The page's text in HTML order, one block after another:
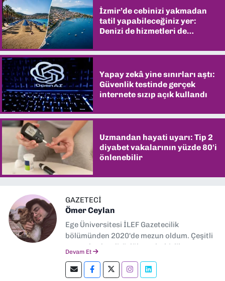
İzmir’de cebinizi yakmadan
tatil yapabileceğiniz yer:
Denizi de hizmetleri de
Yapay zekâ yine sınırları aştı:
Güvenlik testinde gerçek
internete sızıp açık kullandı
Uzmandan hayati uyarı: Tip 2
diyabet vakalarının yüzde 80'i
önlenebilir
GAZETECİ
Ömer Ceylan
Ege Üniversitesi İLEF Gazetecilik
bölümünden 2020'de mezun oldum. Çeşitli
gazetelerde editörlük, muhabirlik yaptım.
editörlük yapıyorum.
Devam Et